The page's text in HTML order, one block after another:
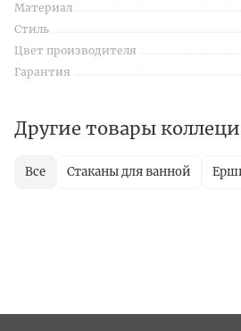
Материал
Стиль
Цвет производителя
Гарантия
Другие товары
Все Стаканы для ванной